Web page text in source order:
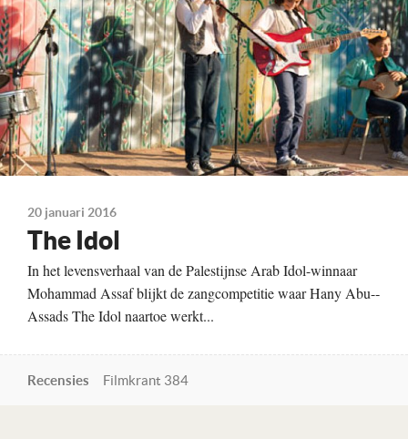
20 januari 2016
The Idol
In het levensverhaal van de Palestijnse Arab Idol-winnaar
Mohammad Assaf blijkt de zangcompetitie waar Hany Abu-­
Assads The Idol naartoe werkt...
Recensies Filmkrant 384